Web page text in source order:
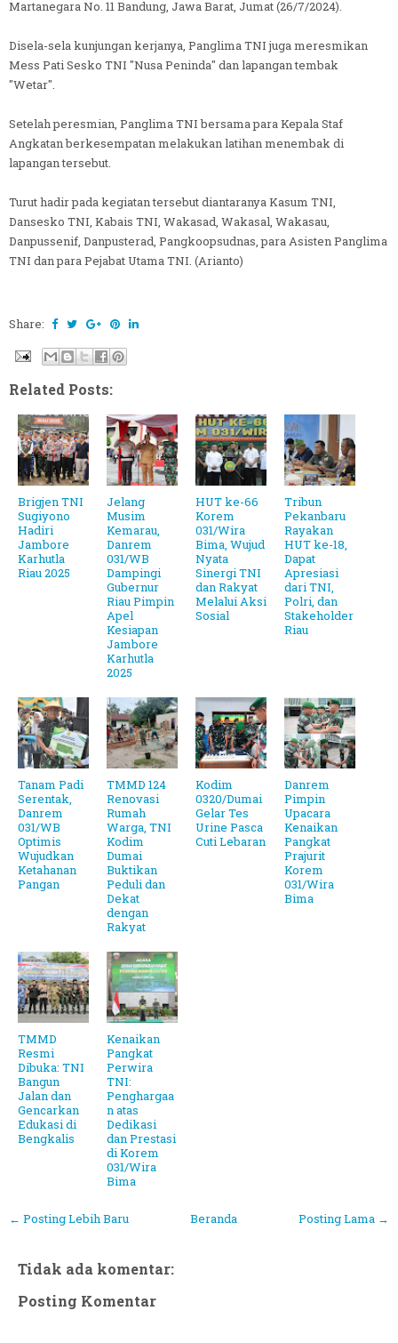
Martanegara No. 11 Bandung, Jawa Barat, Jumat (26/7/2024).
Disela-sela kunjungan kerjanya, Panglima TNI juga meresmikan
Mess Pati Sesko TNI "Nusa Peninda" dan lapangan tembak
"Wetar".
Setelah peresmian, Panglima TNI bersama para Kepala Staf
Angkatan berkesempatan melakukan latihan menembak di
lapangan tersebut.
Turut hadir pada kegiatan tersebut diantaranya Kasum TNI,
Dansesko TNI, Kabais TNI, Wakasad, Wakasal, Wakasau,
Danpussenif, Danpusterad, Pangkoopsudnas, para Asisten Panglima
TNI dan para Pejabat Utama TNI. (Arianto)
Share:
Related Posts:
Brigjen TNI
Sugiyono
Hadiri
Jambore
Karhutla
Riau 2025
Jelang
Musim
Kemarau,
Danrem
031/WB
Dampingi
Gubernur
Riau Pimpin
Apel
Kesiapan
Jambore
Karhutla
2025
HUT ke-66
Korem
031/Wira
Bima, Wujud
Nyata
Sinergi TNI
dan Rakyat
Melalui Aksi
Sosial
Tribun
Pekanbaru
Rayakan
HUT ke-18,
Dapat
Apresiasi
dari TNI,
Polri, dan
Stakeholder
Riau
Tanam Padi
Serentak,
Danrem
031/WB
Optimis
Wujudkan
Ketahanan
Pangan
TMMD 124
Renovasi
Rumah
Warga, TNI
Kodim
Dumai
Buktikan
Peduli dan
Dekat
dengan
Rakyat
Kodim
0320/Dumai
Gelar Tes
Urine Pasca
Cuti Lebaran
Danrem
Pimpin
Upacara
Kenaikan
Pangkat
Prajurit
Korem
031/Wira
Bima
TMMD
Resmi
Dibuka: TNI
Bangun
Jalan dan
Gencarkan
Edukasi di
Bengkalis
Kenaikan
Pangkat
Perwira
TNI:
Penghargaa
n atas
Dedikasi
dan Prestasi
di Korem
031/Wira
Bima
← Posting Lebih Baru Posting Lama →
Beranda
Tidak ada komentar:
Posting Komentar